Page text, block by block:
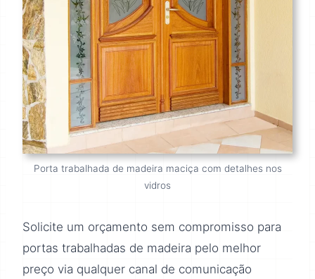
Porta trabalhada de madeira maciça com detalhes nos
vidros
Solicite um orçamento sem compromisso para
portas trabalhadas de madeira pelo melhor
preço via qualquer canal de comunicação